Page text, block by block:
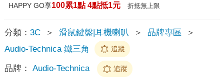
HAPPY GO享100累1點 4點抵1元 折抵無上限
分類： 3C ＞ 滑鼠鍵盤|耳機喇叭 ＞ 品牌專區
＞
Audio-Technica 鐵三角
追蹤
品牌： Audio-Technica 追蹤